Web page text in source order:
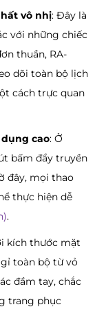
vô nhị: Đây là
với những chiếc
thuần, RA-
dõi toàn bộ lịch
cách trực quan
cao: Ở
bấm đẩy truyền
đây, mọi thao
thực hiện dễ
.
kích thước mặt
toàn bộ từ vỏ
đầm tay, chắc
trang phục